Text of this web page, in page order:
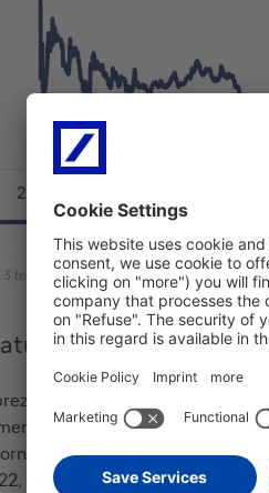
del gas naturale della crisi
del costo della vita e il
di gas russo, i prezzi
ben lontani dai livelli di 20